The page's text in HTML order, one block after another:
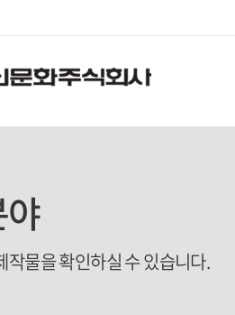
작물을 확인하실 수 있습니다.